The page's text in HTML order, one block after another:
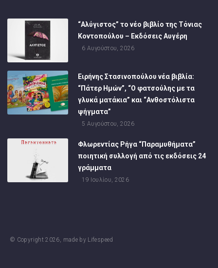
“Αλύγιστος” το νέο βιβλίο της Τόνιας
Κοντοπούλου – Εκδόσεις Αυγέρη
6 Αυγούστου, 2026
Ειρήνης Στασινοπούλου νέα βιβλία:
“Πάτερ Ημών”, “Ο φατσούλης με τα
γλυκά ματάκια” και “Ανθοστόλιστα
ψήγματα”
5 Αυγούστου, 2026
Φλωρεντίας Ρήγα “Παραμυθήματα”
ποιητική συλλογή από τις εκδόσεις 24
γράμματα
19 Ιουλίου, 2026
© Copyright2026, made by Lifespeed